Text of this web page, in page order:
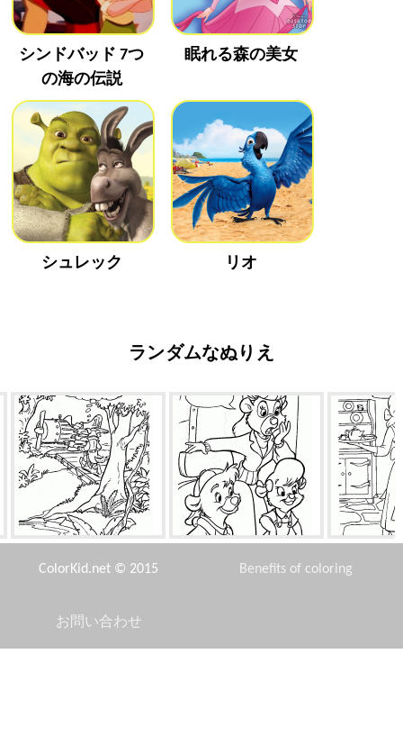
シンドバッド 7つ
の海の伝説
眠れる森の美女
シュレック リオ
ランダムなぬりえ
ドン・カーネイジ急げ レベッカを驚かせる
シンデレラ
ColorKid.net © 2015 Benefits of coloring
お問い合わせ